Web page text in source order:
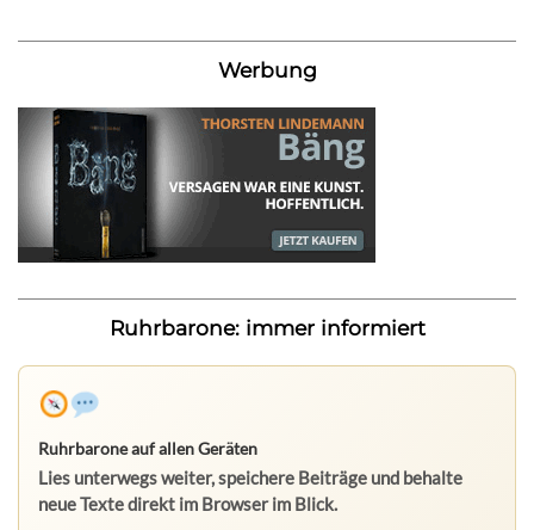
Werbung
Ruhrbarone: immer informiert
Ruhrbarone auf allen Geräten
Lies unterwegs weiter, speichere Beiträge und behalte
neue Texte direkt im Browser im Blick.